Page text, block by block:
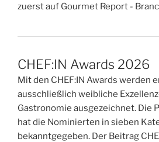
zuerst auf Gourmet Report -
CHEF:IN Awards 2026
Mit den CHEF:IN Awards werden
ausschließlich weibliche
Gastronomie ausgezeichnet. Die
hat die Nominierten in sieben
bekanntgegeben. Der Beitrag